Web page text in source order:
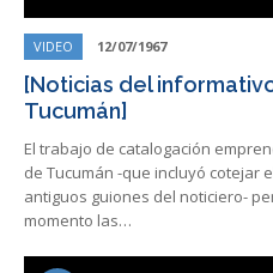
VIDEO 12/07/1967
[Noticias del
Tucumán]
El trabajo de catalogación
de Tucumán -que incluyó cotejar
antiguos guiones del noticiero-
momento las…